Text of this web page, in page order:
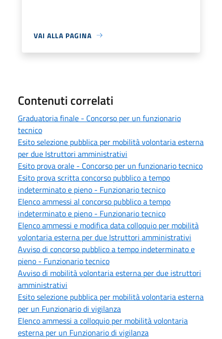
VAI ALLA PAGINA
Contenuti correlati
Graduatoria finale - Concorso per un funzionario
tecnico
Esito selezione pubblica per mobilità volontaria esterna
per due Istruttori amministrativi
Esito prova orale - Concorso per un funzionario tecnico
Esito prova scritta concorso pubblico a tempo
indeterminato e pieno - Funzionario tecnico
Elenco ammessi al concorso pubblico a tempo
indeterminato e pieno - Funzionario tecnico
Elenco ammessi e modifica data colloquio per mobilità
volontaria esterna per due Istruttori amministrativi
Avviso di concorso pubblico a tempo indeterminato e
pieno - Funzionario tecnico
Avviso di mobilità volontaria esterna per due istruttori
amministrativi
Esito selezione pubblica per mobilità volontaria esterna
per un Funzionario di vigilanza
Elenco ammessi a colloquio per mobilità volontaria
esterna per un Funzionario di vigilanza